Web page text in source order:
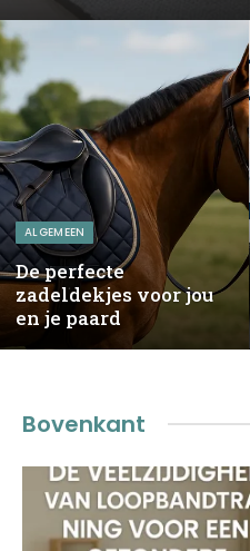
ALGEMEEN
De perfecte
zadeldekjes voor jou
en je paard
Bovenkant